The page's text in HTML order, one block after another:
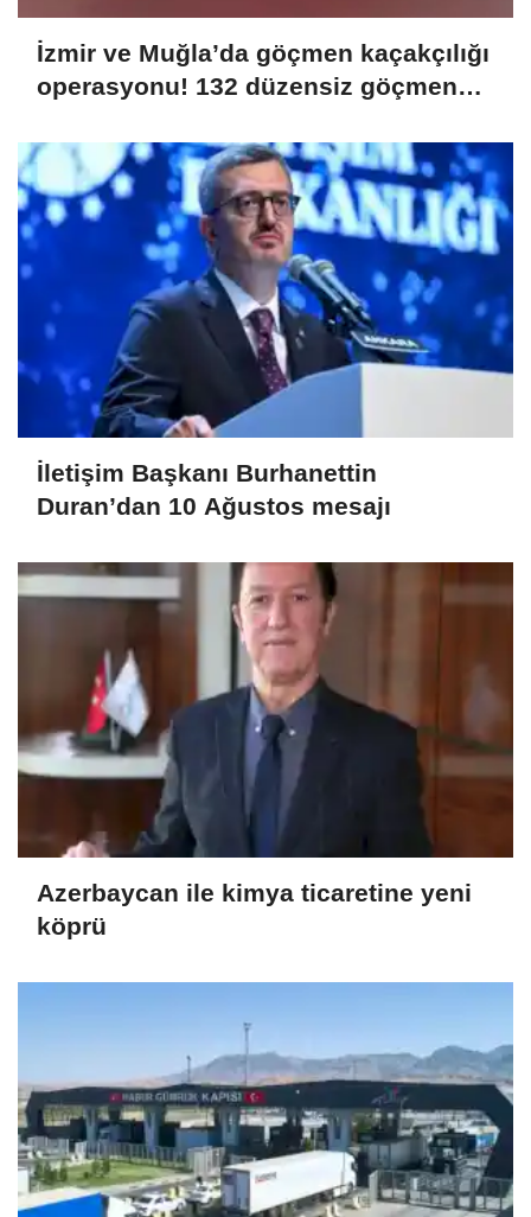
İzmir ve Muğla’da göçmen kaçakçılığı
operasyonu! 132 düzensiz göçmen
İletişim Başkanı Burhanettin
Duran’dan 10 Ağustos mesajı
Azerbaycan ile kimya ticaretine yeni
köprü